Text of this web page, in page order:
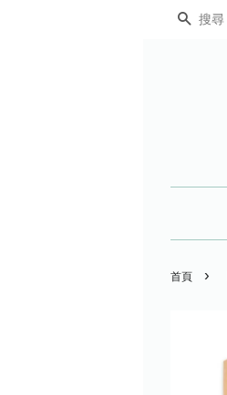
搜尋
首頁 ›